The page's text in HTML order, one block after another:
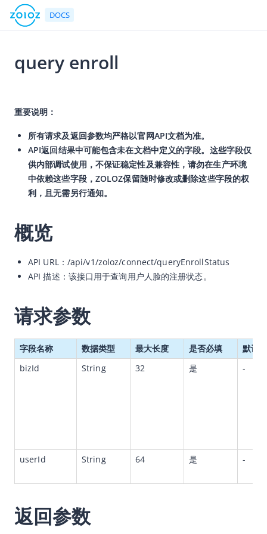
DOCS
文档中心
快速入门
用户指南
ZOLOZ接入指南
API简介
速率限制
API列表
API概览
通用数据模型
RealID
query enroll
unenroll
Face Capture
query enroll
重要说明：
所有请求及返回参数均严格以官网API文档为准。
API返回结果中可能包含未在文档中定义的字段。这些字段仅
供内部调试使用，不保证稳定性及兼容性，请勿在生产环境
中依赖这些字段，ZOLOZ保留随时修改或删除这些字段的权
利，且无需另行通知。
概览
API URL：/api/v1/zoloz/connect/queryEnrollStatus
API 描述：该接口用于查询用户人脸的注册状态。
请求参数
字段名称 数据类型 最大长度 是否必填
默认
bizId
String 32 是 -
userId String 64 是 -
返回参数